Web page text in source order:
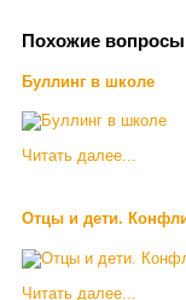
Похожие
Буллинг в школе
Читать далее...
Отцы и дети.
Читать далее...